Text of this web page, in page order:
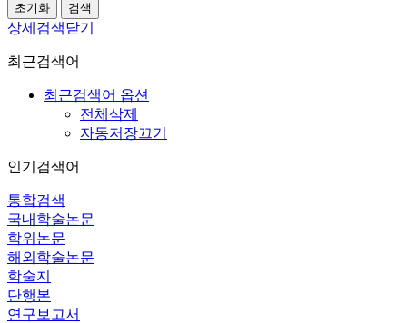
상세검색닫기
최근검색어
최근검색어 옵션
전체삭제
자동저장끄기
인기검색어
통합검색
국내학술논문
학위논문
해외학술논문
학술지
단행본
연구보고서